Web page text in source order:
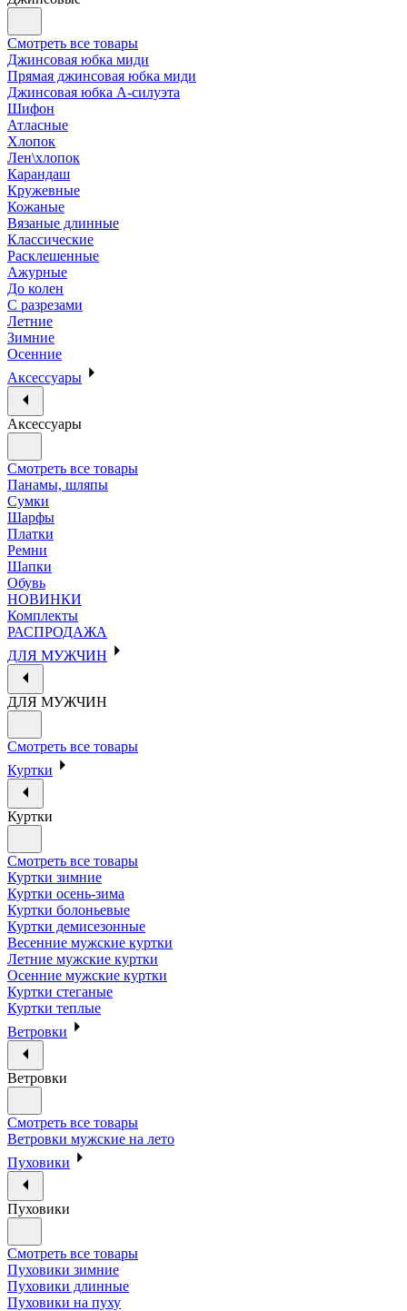
Смотреть все товары
Джинсовая юбка миди
Прямая джинсовая юбка миди
Джинсовая юбка А-силуэта
Шифон
Атласные
Хлопок
Лен\хлопок
Карандаш
Кружевные
Кожаные
Вязаные длинные
Классические
Расклешенные
Ажурные
До колен
С разрезами
Летние
Зимние
Осенние
Аксессуары
Аксессуары
Смотреть все товары
Панамы, шляпы
Сумки
Шарфы
Платки
Ремни
Шапки
Обувь
НОВИНКИ
Комплекты
РАСПРОДАЖА
ДЛЯ МУЖЧИН
ДЛЯ МУЖЧИН
Смотреть все товары
Куртки
Куртки
Смотреть все товары
Куртки зимние
Куртки осень-зима
Куртки болоньевые
Куртки демисезонные
Весенние мужские куртки
Летние мужские куртки
Осенние мужские куртки
Куртки стеганые
Куртки теплые
Ветровки
Ветровки
Смотреть все товары
Ветровки мужские на лето
Пуховики
Пуховики
Смотреть все товары
Пуховики зимние
Пуховики длинные
Пуховики на пуху